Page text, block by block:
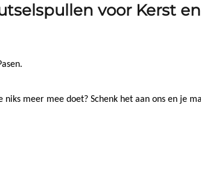
voor Kerst
meer mee doet? Schenk het aan ons en je